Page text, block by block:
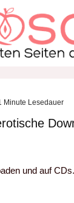
Minute Lesedauer
und auf CDs.